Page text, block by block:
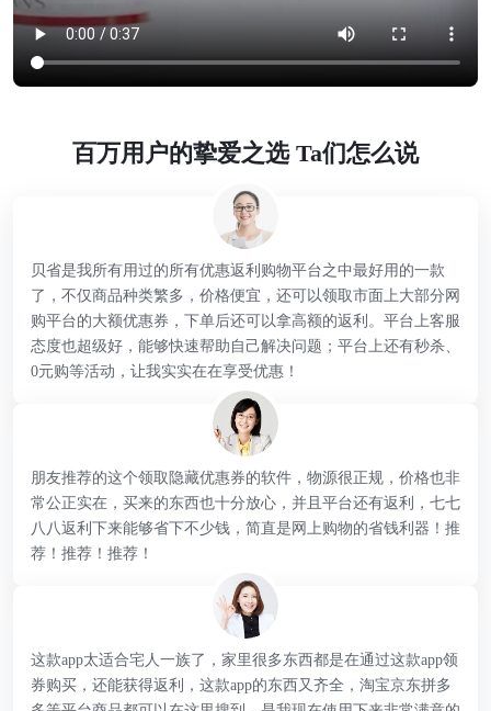
百万用户的挚爱之选 Ta们怎么说
贝省是我所有用过的所有优惠返利购物平台之中最好用的一款
了，不仅商品种类繁多，价格便宜，还可以领取市面上大部分网
购平台的大额优惠券，下单后还可以拿高额的返利。平台上客服
态度也超级好，能够快速帮助自己解决问题；平台上还有秒杀、
0元购等活动，让我实实在在享受优惠！
朋友推荐的这个领取隐藏优惠券的软件，物源很正规，价格也非
常公正实在，买来的东西也十分放心，并且平台还有返利，七七
八八返利下来能够省下不少钱，简直是网上购物的省钱利器！推
荐！推荐！推荐！
这款app太适合宅人一族了，家里很多东西都是在通过这款app领
券购买，还能获得返利，这款app的东西又齐全，淘宝京东拼多